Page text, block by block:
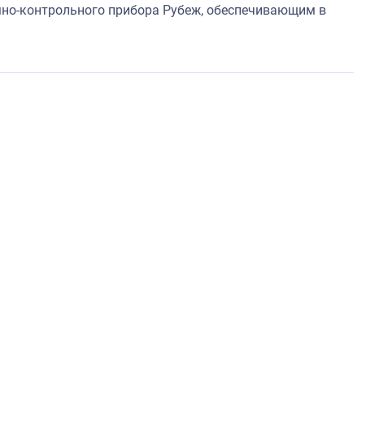
контрольного прибора Рубеж, обеспечивающим в